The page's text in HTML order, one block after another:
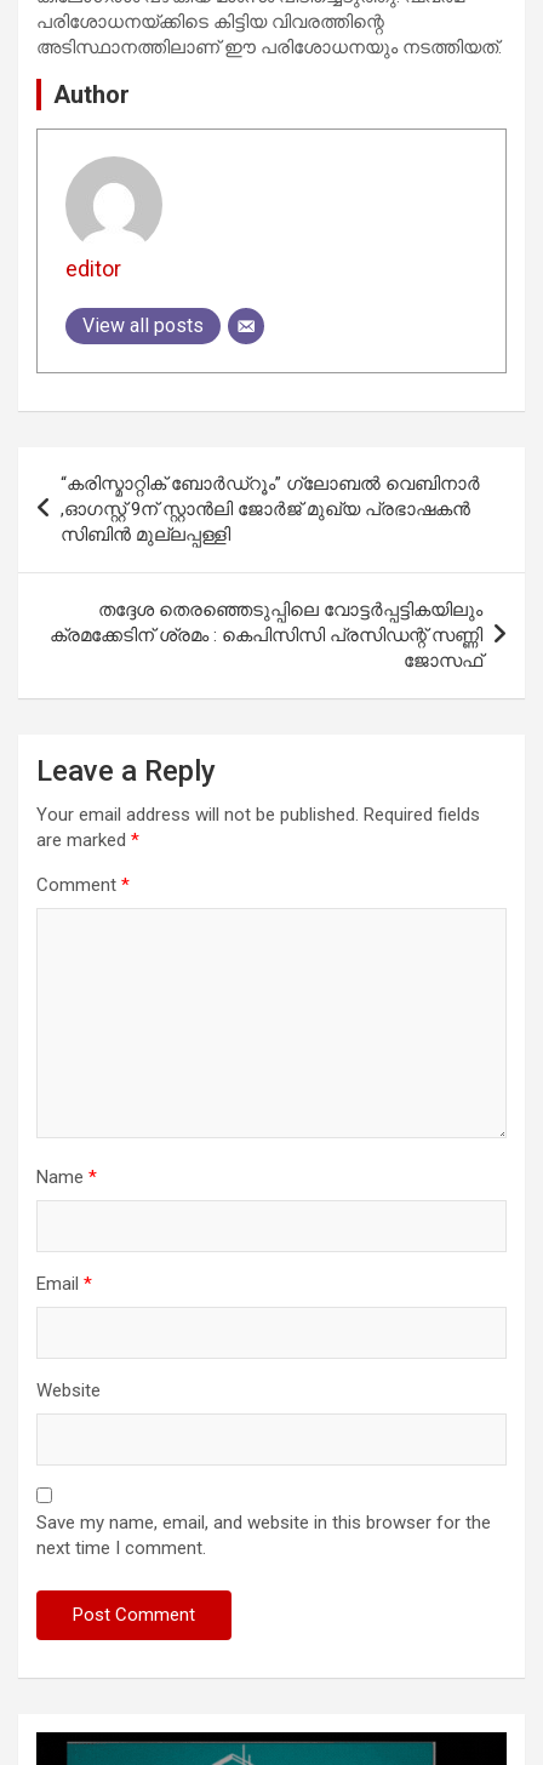
പരിശോധനയ്ക്കിടെ കിട്ടിയ വിവരത്തിന്റെ
അടിസ്ഥാനത്തിലാണ് ഈ പരിശോധനയും നടത്തിയത്.
Author
editor
View all posts
navigation
“കരിസ്മാറ്റിക് ബോർഡ്‌റൂം” ഗ്ലോബൽ വെബിനാർ
,ഓഗസ്റ്റ് 9ന് സ്റ്റാൻലി ജോർജ് മുഖ്യ പ്രഭാഷകൻ
സിബിൻ മുല്ലപ്പള്ളി
തദ്ദേശ തെരഞ്ഞെടുപ്പിലെ വോട്ടര്‍പ്പട്ടികയിലും
ക്രമക്കേടിന് ശ്രമം : കെപിസിസി പ്രസിഡന്റ് സണ്ണി
ജോസഫ്
Leave a Reply
Your email address will not be published. Required fields
are marked *
Comment *
Name *
Email *
Website
Save my name, email, and website in this browser for the
next time I comment.